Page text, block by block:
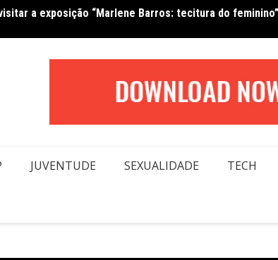
beleza e inclusão em conexão real nas redes
JUVENTUDE SEXUALIDADE TECH